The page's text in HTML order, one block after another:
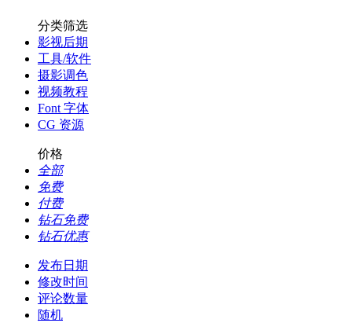
分类筛选
影视后期
工具/软件
摄影调色
视频教程
Font 字体
CG 资源
价格
全部
免费
付费
钻石免费
钻石优惠
发布日期
修改时间
评论数量
随机